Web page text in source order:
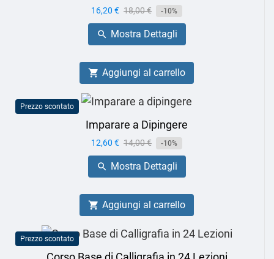
Prezzo
16,20 € Prezzo
base
18,00 € -10%
 Mostra Dettagli
 Aggiungi al carrello
Prezzo scontato
Imparare a Dipingere
Prezzo
12,60 € Prezzo
base
14,00 € -10%
 Mostra Dettagli
 Aggiungi al carrello
Prezzo scontato